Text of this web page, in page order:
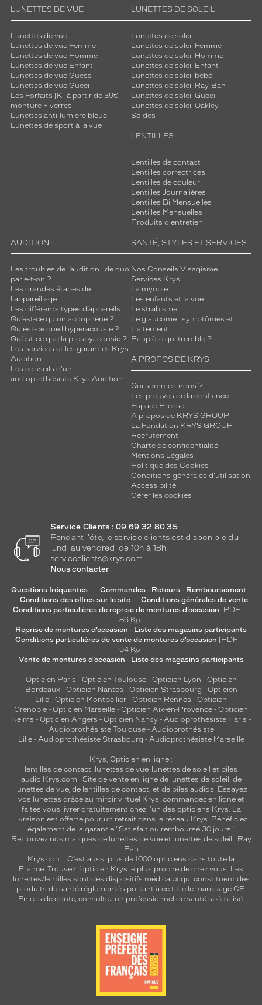
LUNETTES DE VUE
Lunettes de vue
Lunettes de vue Femme
Lunettes de vue Homme
Lunettes de vue Enfant
Lunettes de vue Guess
Lunettes de vue Gucci
Les Forfaits [K] à partir de 39€ -
monture + verres
Lunettes anti-lumière bleue
Lunettes de sport à la vue
LUNETTES DE SOLEIL
Lunettes de soleil
Lunettes de soleil Femme
Lunettes de soleil Homme
Lunettes de soleil Enfant
Lunettes de soleil bébé
Lunettes de soleil Ray-Ban
Lunettes de soleil Gucci
Lunettes de soleil Oakley
Soldes
LENTILLES
Lentilles de contact
Lentilles correctrices
Lentilles de couleur
Lentilles Journalières
Lentilles Bi Mensuelles
Lentilles Mensuelles
Produits d'entretien
AUDITION
Les troubles de l’audition : de quoi
parle-t-on ?
Les grandes étapes de
l'appareillage
Les différents types d’appareils
Qu’est-ce qu'un acouphène ?
Qu'est-ce que l'hyperacousie ?
Qu’est-ce que la presbyacousie ?
Les services et les garanties Krys
Audition
Les conseils d'un
audioprothésiste Krys Audition
SANTÉ, STYLES ET SERVICES
Nos Conseils Visagisme
Services Krys
La myopie
Les enfants et la vue
Le strabisme
Le glaucome : symptômes et
traitement
Paupière qui tremble ?
A PROPOS DE KRYS
Qui sommes-nous ?
Les preuves de la confiance
Espace Presse
A propos de KRYS GROUP
La Fondation KRYS GROUP
Recrutement
Charte de confidentialité
Mentions Légales
Politique des Cookies
Conditions générales d'utilisation
Accessibilité
Gérer les cookies
Service Clients : 09 69 32 80 35
Pendant l'été, le service clients est disponible du
lundi au vendredi de 10h à 18h.
serviceclients@krys.com
Nous contacter
Questions fréquentes
Commandes - Retours - Remboursement
Conditions des offres sur le site
Conditions générales de vente
Conditions particulières de reprise de montures d’occasion [PDF —
86 Ko]
Reprise de montures d’occasion - Liste des magasins participants
Conditions particulières de vente de montures d’occasion [PDF —
94 Ko]
Vente de montures d’occasion - Liste des magasins participants
Opticien Paris - Opticien Toulouse- Opticien Lyon - Opticien
Bordeaux- Opticien Nantes - Opticien Strasbourg - Opticien
Lille - Opticien Montpellier - Opticien Rennes - Opticien
Grenoble - Opticien Marseille - Opticien Aix-en-Provence - Opticien
Reims - Opticien Angers - Opticien Nancy - Audioprothésiste Paris -
Audioprothésiste Toulouse- Audioprothésiste
Lille- Audioprothésiste Strasbourg - Audioprothésiste Marseille
Krys, Opticien en ligne :
lentilles de contact, lunettes de vue, lunettes de soleil et piles
audio Krys.com : Site de vente en ligne de lunettes de soleil, de
lunettes de vue, de lentilles de contact, et de piles audios. Essayez
vos lunettes grâce au miroir virtuel Krys, commandez en ligne et
faites vous livrer gratuitement chez l'un des opticiens Krys. La
livraison est offerte pour un retrait dans le réseau Krys. Bénéficiez
également de la garantie "Satisfait ou remboursé 30 jours".
Retrouvez nos marques de lunettes de vue et lunettes de soleil : Ray
Ban
Krys.com : C’est aussi plus de 1000 opticiens dans toute la
France. Trouvez l’opticien Krys le plus proche de chez vous. Les
lunettes/lentilles sont des dispositifs médicaux qui constituent des
produits de santé réglementés portant à ce titre le marquage CE.
En cas de doute, consultez un professionnel de santé spécialisé.